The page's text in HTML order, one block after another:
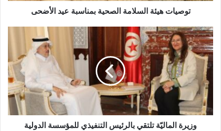
توصيات هيئة السلامة الصحية بمناسبة عيد الأضحى
وزيرة الماليّة تلتقي بالرئيس التنفيذي للمؤسسة الدولية